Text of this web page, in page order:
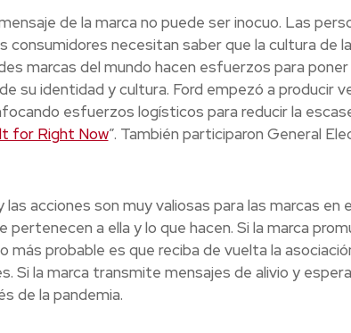
de la marca no puede ser inocuo. Las
consumidores necesitan saber que la cultura de
marcas del mundo hacen esfuerzos para
su identidad y cultura. Ford empezó a producir
esfuerzos logísticos para reducir la
for Right Now”. También participaron General
las acciones son muy valiosas para las marcas
pertenecen a ella y lo que hacen. Si la marca
más probable es que reciba de vuelta la
Si la marca transmite mensajes de alivio y
de la pandemia.